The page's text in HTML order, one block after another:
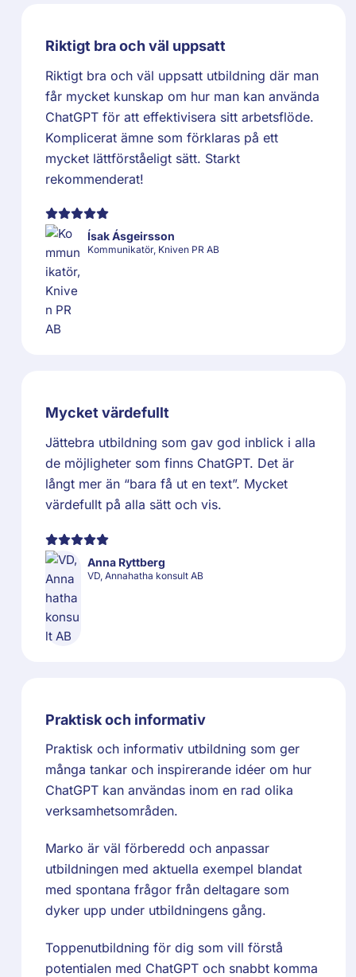
Riktigt bra och väl uppsatt
Riktigt bra och väl uppsatt utbildning där man
får mycket kunskap om hur man kan använda
ChatGPT för att effektivisera sitt arbetsflöde.
Komplicerat ämne som förklaras på ett
mycket lättförståeligt sätt. Starkt
rekommenderat!
Ísak Ásgeirsson
Kommunikatör, Kniven PR AB
Mycket värdefullt
Jättebra utbildning som gav god inblick i alla
de möjligheter som finns ChatGPT. Det är
långt mer än “bara få ut en text”. Mycket
värdefullt på alla sätt och vis.
Anna Ryttberg
VD, Annahatha konsult AB
Praktisk och informativ
Praktisk och informativ utbildning som ger
många tankar och inspirerande idéer om hur
ChatGPT kan användas inom en rad olika
verksamhetsområden.
Marko är väl förberedd och anpassar
utbildningen med aktuella exempel blandat
med spontana frågor från deltagare som
dyker upp under utbildningens gång.
Toppenutbildning för dig som vill förstå
potentialen med ChatGPT och snabbt komma